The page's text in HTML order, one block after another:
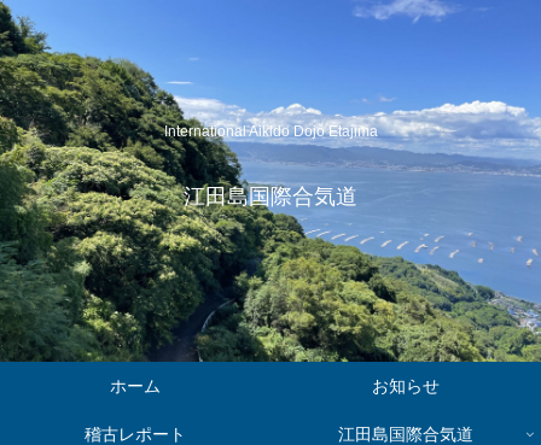
International Aikido Dojo Etajima
江田島国際合気道
ホーム お知らせ
稽古レポート 江田島国際合気道